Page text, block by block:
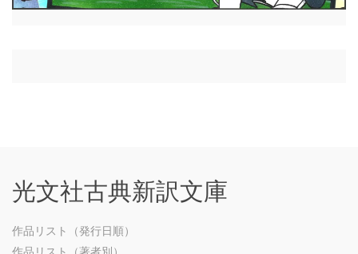
光文社古典新訳文庫
作品リスト（発行日順）